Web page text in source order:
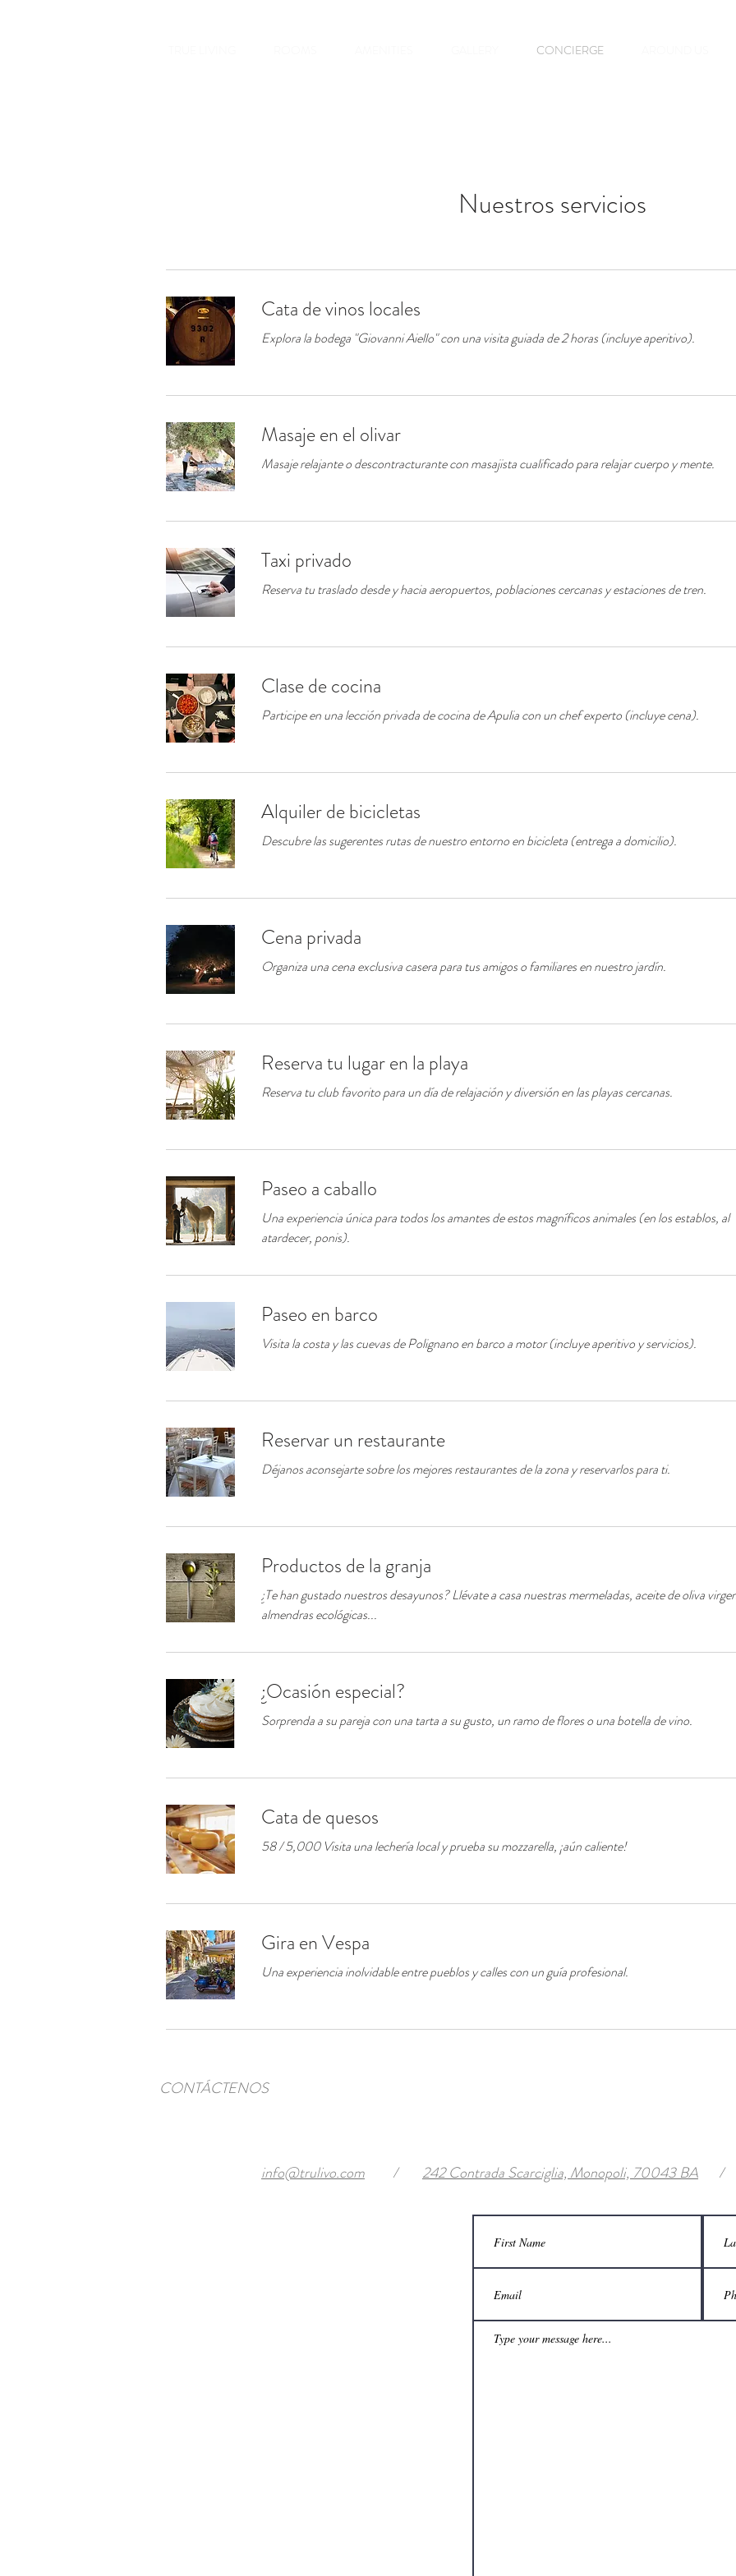
CONCIERGE
Nuestros servicios
Cata de vinos locales
Explora la bodega "Giovanni Aiello" con una visita guiada de 2 horas (incluye aperitivo).
Masaje en el olivar
Masaje relajante o descontracturante con masajista cualificado para relajar cuerpo y mente.
Taxi privado
Reserva tu traslado desde y hacia aeropuertos, poblaciones cercanas y estaciones de tren.
Clase de cocina
Participe en una lección privada de cocina de Apulia con un chef experto (incluye cena).
Alquiler de bicicletas
Descubre las sugerentes rutas de nuestro entorno en bicicleta (entrega a domicilio).
Cena privada
Organiza una cena exclusiva casera para tus amigos o familiares en nuestro jardín.
Reserva tu lugar en la playa
Reserva tu club favorito para un día de relajación y diversión en las playas cercanas.
Paseo a caballo
Una experiencia única para todos los amantes de estos magníficos animales (en los establos, al
atardecer, ponis).
Paseo en barco
Visita la costa y las cuevas de Polignano en barco a motor (incluye aperitivo y servicios).
Reservar un restaurante
Déjanos aconsejarte sobre los mejores restaurantes de la zona y reservarlos para ti.
Productos de la granja
¿Te han gustado nuestros desayunos? Llévate a casa nuestras mermeladas, aceite de oliva
almendras ecológicas...
¿Ocasión especial?
Sorprenda a su pareja con una tarta a su gusto, un ramo de flores o una botella de vino.
Cata de quesos
58 / 5,000 Visita una lechería local y prueba su mozzarella, ¡aún caliente!
Gira en Vespa
Una experiencia inolvidable entre pueblos y calles con un guía profesional.
CONTÁCTENOS
info@trulivo.com 242 Contrada Scarciglia, Monopoli, 70043 BA
/ /